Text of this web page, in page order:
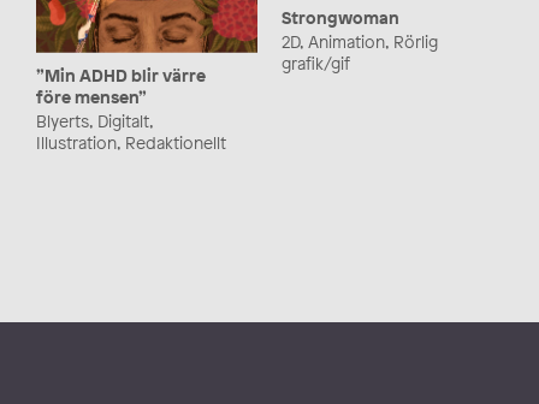
Strongwoman
2D, Animation, Rörlig
grafik/gif
”Min ADHD blir värre
före mensen”
Blyerts, Digitalt,
Illustration, Redaktionellt